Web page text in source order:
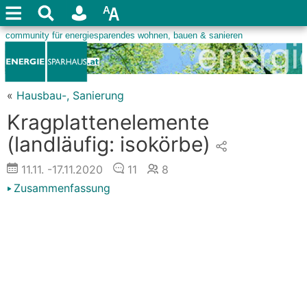
« Hausbau-, Sanierung
Kragplattenelemente
(landläufig: isokörbe)
11.11. -17.11.2020 11
8
Zusammenfassung